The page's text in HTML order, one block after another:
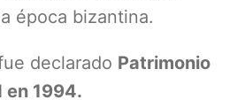
época bizantina.
declarado Patrimonio
en 1994.